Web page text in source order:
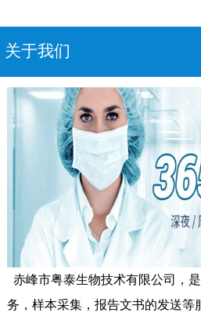
关于我们
赤峰市粤泰生物技术有限公司，
务，样本采集，报告文书的发送等